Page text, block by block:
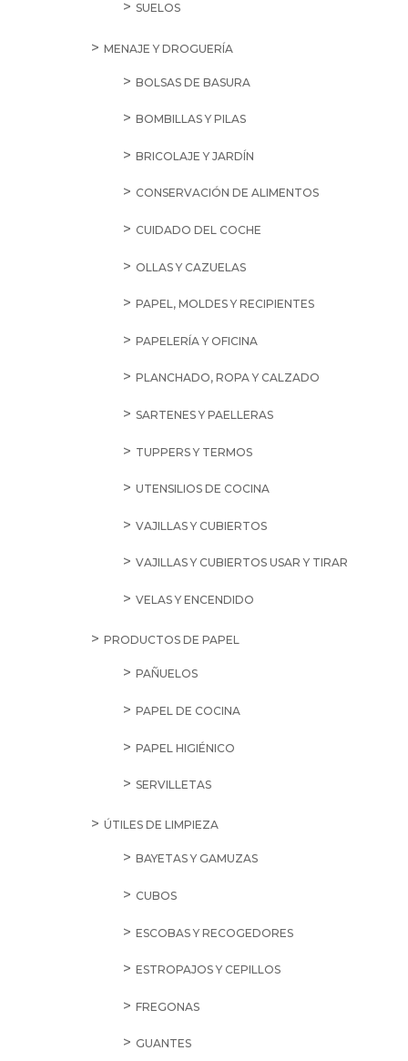
SUELOS
MENAJE Y DROGUERÍA
BOLSAS DE BASURA
BOMBILLAS Y PILAS
BRICOLAJE Y JARDÍN
CONSERVACIÓN DE ALIMENTOS
CUIDADO DEL COCHE
OLLAS Y CAZUELAS
PAPEL, MOLDES Y RECIPIENTES
PAPELERÍA Y OFICINA
PLANCHADO, ROPA Y CALZADO
SARTENES Y PAELLERAS
TUPPERS Y TERMOS
UTENSILIOS DE COCINA
VAJILLAS Y CUBIERTOS
VAJILLAS Y CUBIERTOS USAR Y TIRAR
VELAS Y ENCENDIDO
PRODUCTOS DE PAPEL
PAÑUELOS
PAPEL DE COCINA
PAPEL HIGIÉNICO
SERVILLETAS
ÚTILES DE LIMPIEZA
BAYETAS Y GAMUZAS
CUBOS
ESCOBAS Y RECOGEDORES
ESTROPAJOS Y CEPILLOS
FREGONAS
GUANTES